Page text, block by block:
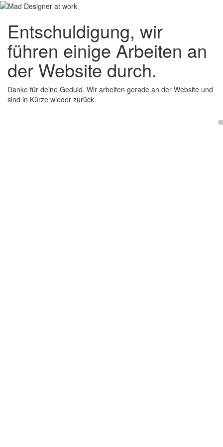
Entschuldigung, wir
führen einige Arbeiten an
der Website durch.
Danke für deine Geduld. Wir arbeiten gerade an der Website und
sind in Kürze wieder zurück.